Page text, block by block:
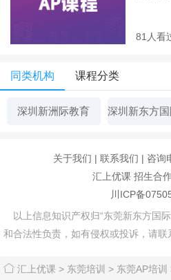
81人看
同类机构 课程分类
深圳新洲际教育 深圳新东方
关于我们 | 联系我们 | 咨询
汇上优课 招生合
川ICP备
以上信息知识产权归“东莞新东方国
和合法性负责，如有侵权或投诉，请联
汇上优课 > 东莞培训 > 东莞AP培训